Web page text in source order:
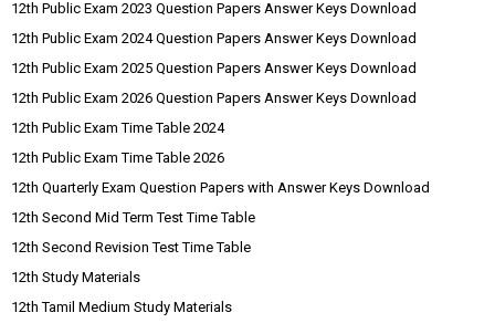
12th Public Exam 2023 Question Papers Answer Keys Download
12th Public Exam 2024 Question Papers Answer Keys Download
12th Public Exam 2025 Question Papers Answer Keys Download
12th Public Exam 2026 Question Papers Answer Keys Download
12th Public Exam Time Table 2024
12th Public Exam Time Table 2026
12th Quarterly Exam Question Papers with Answer Keys Download
12th Second Mid Term Test Time Table
12th Second Revision Test Time Table
12th Study Materials
12th Tamil Medium Study Materials